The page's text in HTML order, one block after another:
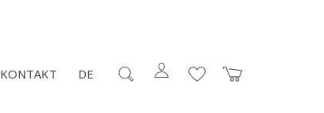
KONTAKT DE